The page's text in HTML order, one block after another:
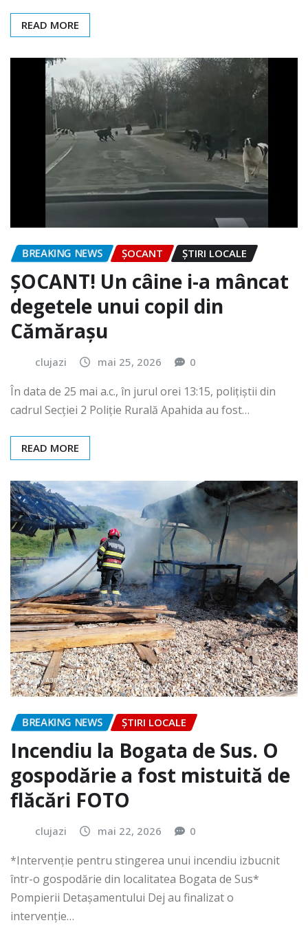
READ MORE
BREAKING NEWS ȘOCANT ȘTIRI LOCALE
ȘOCANT! Un câine i-a mâncat
degetele unui copil din
Cămărașu
clujazi mai 25, 2026 0
În data de 25 mai a.c., în jurul orei 13:15, polițiștii din
cadrul Secției 2 Poliție Rurală Apahida au fost…
READ MORE
BREAKING NEWS ȘTIRI LOCALE
Incendiu la Bogata de Sus. O
gospodărie a fost mistuită de
flăcări FOTO
clujazi mai 22, 2026 0
*Intervenție pentru stingerea unui incendiu izbucnit
într-o gospodărie din localitatea Bogata de Sus*
Pompierii Detașamentului Dej au finalizat o
intervenție…